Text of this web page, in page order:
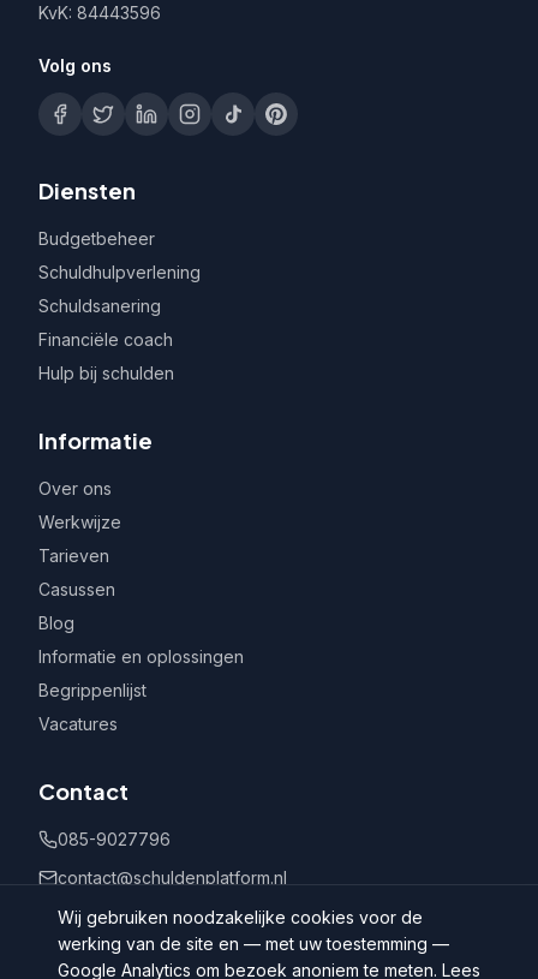
KvK: 84443596
Volg ons
Diensten
Budgetbeheer
Schuldhulpverlening
Schuldsanering
Financiële coach
Hulp bij schulden
Informatie
Over ons
Werkwijze
Tarieven
Casussen
Blog
Informatie en oplossingen
Begrippenlijst
Vacatures
Contact
085-9027796
contact@schuldenplatform.nl
Postbus 802, 7400 AV Deventer
Wij gebruiken noodzakelijke cookies voor de
werking van de site en — met uw toestemming —
Google Analytics om bezoek anoniem te meten. Lees